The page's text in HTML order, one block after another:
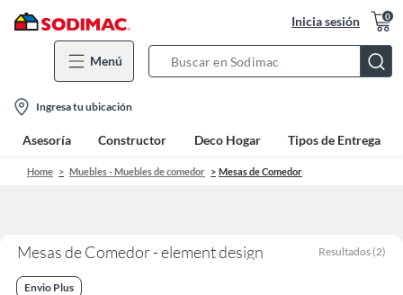
Inicia sesión 0
Menú
Bar
location-
icon
Ingresa tu ubicación
Asesoría Constructor Deco Hogar Tipos de Entrega
Home Muebles - Muebles de comedor Mesas de Comedor
Mesas de Comedor - element design Resultados (2)
Envio Plus